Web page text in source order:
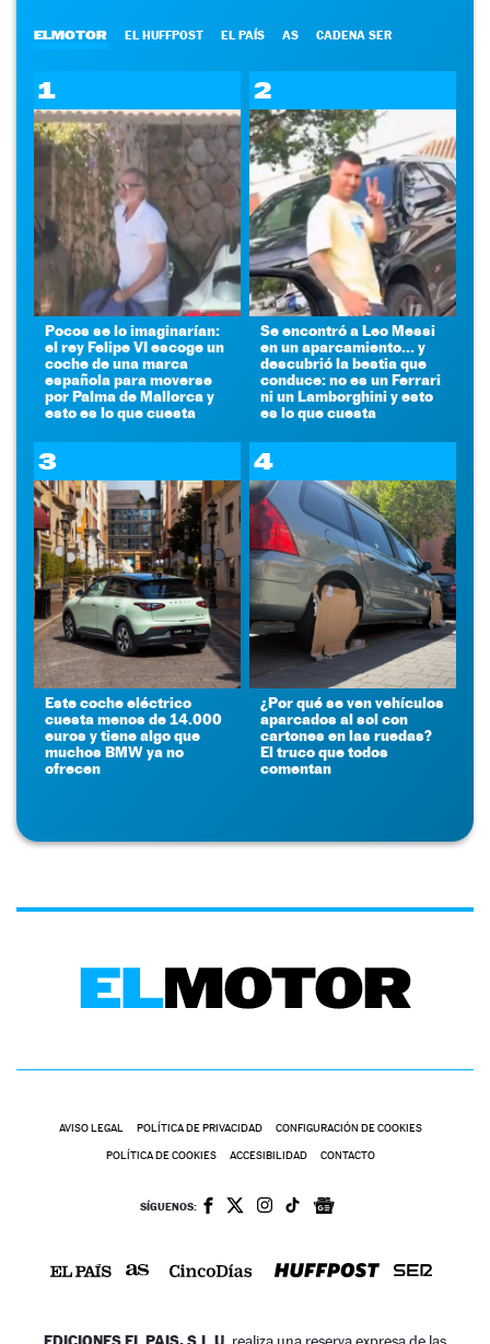
ELMOTOR EL HUFFPOST EL PAÍS AS CADENA SER
1
Pocos se lo imaginarían:
el rey Felipe VI escoge un
coche de una marca
española para moverse
por Palma de Mallorca y
esto es lo que cuesta
2
Se encontró a Leo Messi
en un aparcamiento... y
descubrió la bestia que
conduce: no es un Ferrari
ni un Lamborghini y esto
es lo que cuesta
3
Este coche eléctrico
cuesta menos de 14.000
euros y tiene algo que
muchos BMW ya no
ofrecen
4
¿Por qué se ven vehículos
aparcados al sol con
cartones en las ruedas?
El truco que todos
comentan
AVISO LEGAL POLÍTICA DE PRIVACIDAD CONFIGURACIÓN DE COOKIES
POLÍTICA DE COOKIES ACCESIBILIDAD CONTACTO
SÍGUENOS: